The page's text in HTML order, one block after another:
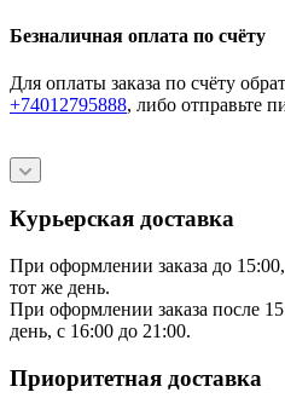
Безналичная оплата по счёту
Для оплаты заказа по счёту
+74012795888, либо отправьте
Курьерская доставка
При оформлении заказа до
тот же день.
При оформлении заказа после
день, с 16:00 до 21:00.
Приоритетная доставка